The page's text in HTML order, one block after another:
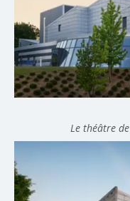
Le théâtre